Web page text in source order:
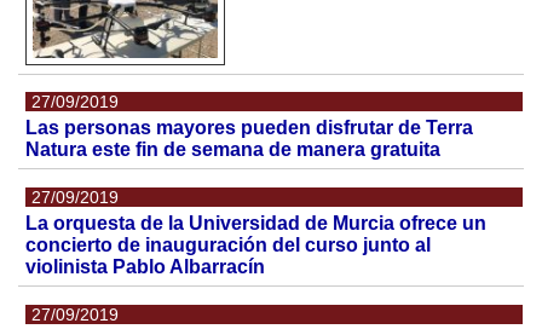
27/09/2019
Las personas mayores pueden disfrutar de Terra
Natura este fin de semana de manera gratuita
27/09/2019
La orquesta de la Universidad de Murcia ofrece un
concierto de inauguración del curso junto al
violinista Pablo Albarracín
27/09/2019